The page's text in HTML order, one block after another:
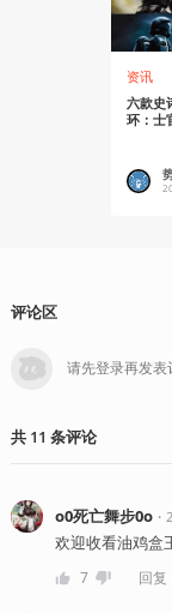
资讯
六款史
环：士
评论区
共 11 条评论
o0死亡舞步0o・
欢迎收看油鸡盒
7 回复